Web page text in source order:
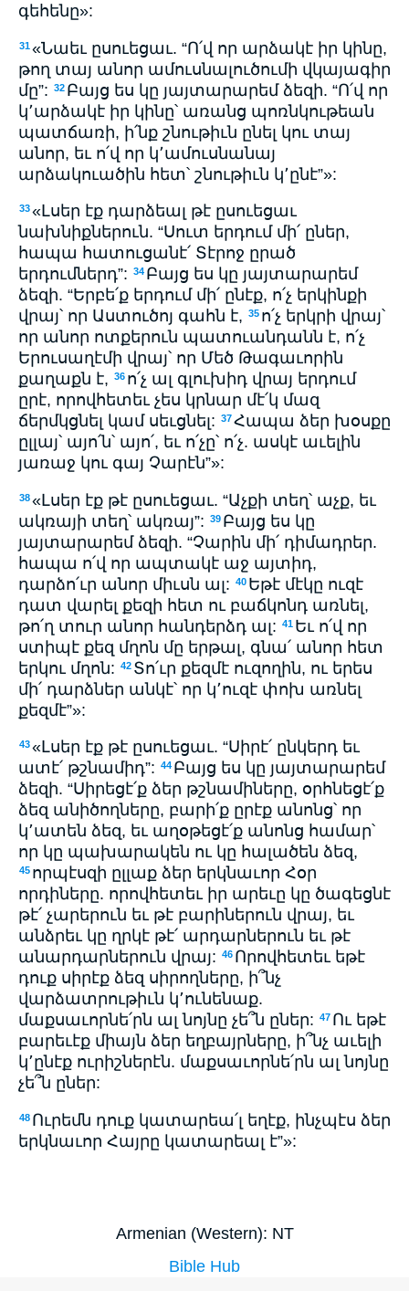
գեհենը»:
31«Նաեւ ըսուեցաւ. “Ո՛վ որ արձակէ իր կինը,
թող տայ անոր ամուսնալուծումի վկայագիր
մը”: 32 Բայց ես կը յայտարարեմ ձեզի. “Ո՛վ որ
կ՚արձակէ իր կինը՝ առանց պոռնկութեան
պատճառի, ի՛նք շնութիւն ընել կու տայ
անոր, եւ ո՛վ որ կ՚ամուսնանայ
արձակուածին հետ՝ շնութիւն կ՚ընէ”»:
33«Լսեր էք դարձեալ թէ ըսուեցաւ
նախնիքներուն. “Սուտ երդում մի՛ ըներ,
հապա հատուցանէ՛ Տէրոջ ըրած
երդումներդ”: 34 Բայց ես կը յայտարարեմ
ձեզի. “Երբե՛ք երդում մի՛ ընէք, ո՛չ երկինքի
վրայ՝ որ Աստուծոյ գահն է, 35 ո՛չ երկրի վրայ՝
որ անոր ոտքերուն պատուանդանն է, ո՛չ
Երուսաղէմի վրայ՝ որ Մեծ Թագաւորին
քաղաքն է, 36 ո՛չ ալ գլուխիդ վրայ երդում
ըրէ, որովհետեւ չես կրնար մէ՛կ մազ
ճերմկցնել կամ սեւցնել: 37Հապա ձեր խօսքը
ըլլայ՝ այո՛ն՝ այո՛, եւ ո՛չը՝ ո՛չ. ասկէ աւելին
յառաջ կու գայ Չարէն”»:
38«Լսեր էք թէ ըսուեցաւ. “Աչքի տեղ՝ աչք, եւ
ակռայի տեղ՝ ակռայ”: 39 Բայց ես կը
յայտարարեմ ձեզի. “Չարին մի՛ դիմադրեր.
հապա ո՛վ որ ապտակէ աջ այտիդ,
դարձո՛ւր անոր միւսն ալ: 40 Եթէ մէկը ուզէ
դատ վարել քեզի հետ ու բաճկոնդ առնել,
թո՛ղ տուր անոր հանդերձդ ալ: 41 Եւ ո՛վ որ
ստիպէ քեզ մղոն մը երթալ, գնա՛ անոր հետ
երկու մղոն: 42 Տո՛ւր քեզմէ ուզողին, ու երես
մի՛ դարձներ անկէ՝ որ կ՚ուզէ փոխ առնել
քեզմէ”»:
43«Լսեր էք թէ ըսուեցաւ. “Սիրէ՛ ընկերդ եւ
ատէ՛ թշնամիդ”: 44 Բայց ես կը յայտարարեմ
ձեզի. “Սիրեցէ՛ք ձեր թշնամիները, օրհնեցէ՛ք
ձեզ անիծողները, բարի՛ք ըրէք անոնց՝ որ
կ՚ատեն ձեզ, եւ աղօթեցէ՛ք անոնց համար՝
որ կը պախարակեն ու կը հալածեն ձեզ,
45 որպէսզի ըլլաք ձեր երկնաւոր Հօր
որդիները. որովհետեւ իր արեւը կը ծագեցնէ
թէ՛ չարերուն եւ թէ բարիներուն վրայ, եւ
անձրեւ կը ղրկէ թէ՛ արդարներուն եւ թէ
անարդարներուն վրայ: 46 Որովհետեւ եթէ
դուք սիրէք ձեզ սիրողները, ի՞նչ
վարձատրութիւն կ՚ունենաք.
մաքսաւորնե՛րն ալ նոյնը չե՞ն ըներ: 47 Ու եթէ
բարեւէք միայն ձեր եղբայրները, ի՞նչ աւելի
կ՚ընէք ուրիշներէն. մաքսաւորնե՛րն ալ նոյնը
չե՞ն ըներ:
48 Ուրեմն դուք կատարեա՛լ եղէք, ինչպէս ձեր
երկնաւոր Հայրը կատարեալ է”»:
Armenian (Western): NT
Bible Hub